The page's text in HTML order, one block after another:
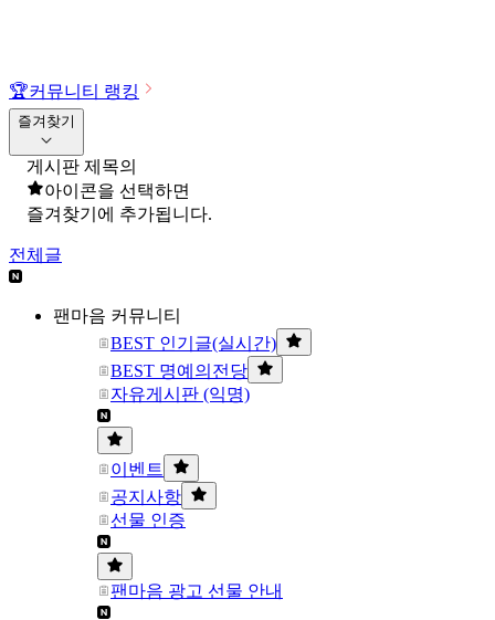
🏆커뮤니티 랭킹
즐겨찾기
게시판 제목의
아이콘을 선택하면
즐겨찾기에 추가됩니다.
전체글
팬마음 커뮤니티
BEST 인기글(실시간)
BEST 명예의전당
자유게시판 (익명)
이벤트
공지사항
선물 인증
팬마음 광고 선물 안내